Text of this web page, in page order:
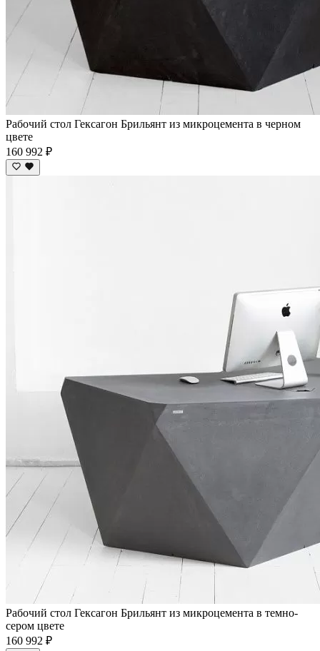
Рабочий стол Гексагон Брильянт из микроцемента в черном
цвете
160 992 ₽
Рабочий стол Гексагон Брильянт из микроцемента в темно-
сером цвете
160 992 ₽